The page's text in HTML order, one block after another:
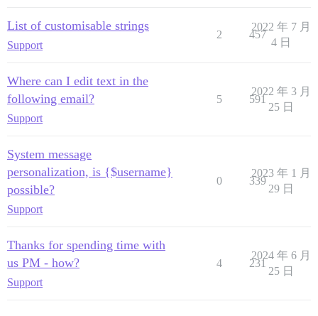
List of customisable strings
Support
2 457
2022 年 7 月
4 日
Where can I edit text in the
following email?
Support
5 591
2022 年 3 月
25 日
System message
personalization, is {$username}
possible?
Support
0 339
2023 年 1 月
29 日
Thanks for spending time with
us PM - how?
Support
4 231
2024 年 6 月
25 日